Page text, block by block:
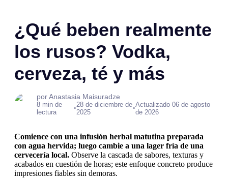
¿Qué beben realmente
los rusos? Vodka,
cerveza, té y más
por Anastasia Maisuradze
8 min de
lectura
•28 de diciembre de
2025
•Actualizado 06 de agosto
de 2026
Comience con una infusión herbal matutina preparada
con agua hervida; luego cambie a una lager fría de una
cervecería local. Observe la cascada de sabores, texturas y
acabados en cuestión de horas; este enfoque concreto produce
impresiones fiables sin demoras.